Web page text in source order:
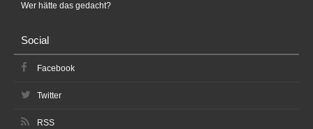
Wer hätte das gedacht?
Social
Facebook
Twitter
RSS